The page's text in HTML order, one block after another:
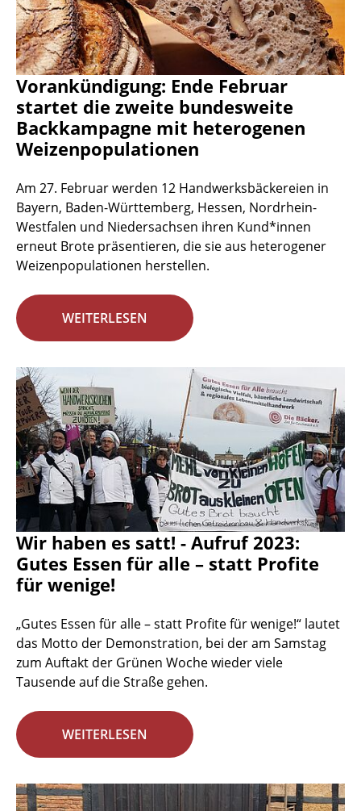
Vorankündigung: Ende Februar
startet die zweite bundesweite
Backkampagne mit heterogenen
Weizenpopulationen
Am 27. Februar werden 12 Handwerksbäckereien in
Bayern, Baden-Württemberg, Hessen, Nordrhein-
Westfalen und Niedersachsen ihren Kund*innen
erneut Brote präsentieren, die sie aus heterogener
Weizenpopulationen herstellen.
WEITERLESEN
Wir haben es satt! - Aufruf 2023:
Gutes Essen für alle – statt Profite
für wenige!
„Gutes Essen für alle – statt Profite für wenige!“ lautet
das Motto der Demonstration, bei der am Samstag
zum Auftakt der Grünen Woche wieder viele
Tausende auf die Straße gehen.
WEITERLESEN